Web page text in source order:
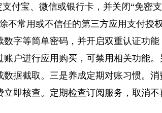
付宝、微信或银行卡，并关闭“免密支
不常用或不信任的第三方应用支付授
字等简单密码，并开启双重认证功能
户进行应用购买，可禁用相关功能。
据截取。三是养成定期对账习惯。消
即核查。定期检查订阅服务，取消不